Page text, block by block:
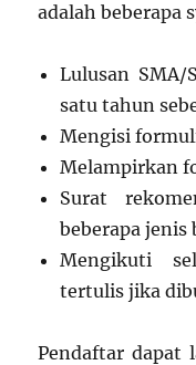
adalah beberapa
Lulusan
satu tahun
Mengisi
Melampirkan
Surat
beberapa jenis
Mengikuti
tertulis jika
Pendaftar dapat